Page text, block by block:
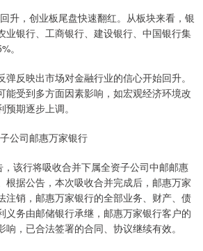
升，创业板尾盘快速翻红。从板块来看，银
业银行、工商银行、建设银行、中国银行集
。
反映出市场对金融行业的信心开始回升。
能受到多方面因素影响，如宏观经济环境改
期逐步上调。
公司邮惠万家银行
该行将吸收合并下属全资子公司中邮邮惠
根据公告，本次吸收合并完成后，邮惠万家
注销，邮惠万家银行的全部业务、财产、债
义务由邮储银行承继，邮惠万家银行客户的
，已合法签署的合同、协议继续有效。